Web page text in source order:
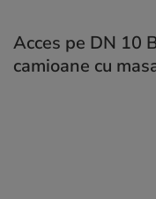
Acces pe DN 10
camioane cu